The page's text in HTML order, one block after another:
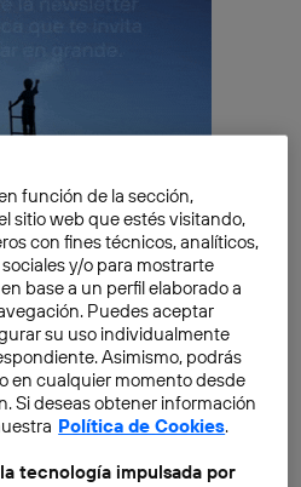
en la que España también
dellibro blanco
En unos pocos meses este
Telefónica estará
las implicaciones sociales,
el uso de las nuevas
función de la sección,
sitio web que estés visitando,
con fines técnicos, analíticos,
y/o para mostrarte
base a un perfil elaborado a
Puedes aceptar
su uso individualmente
Asimismo, podrás
en cualquier momento desde
Si deseas obtener información
Política de Cookies.
tecnología impulsada por